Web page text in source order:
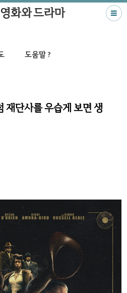
화와 드라마
도움말 ?
재단사를 우습게 보면 생